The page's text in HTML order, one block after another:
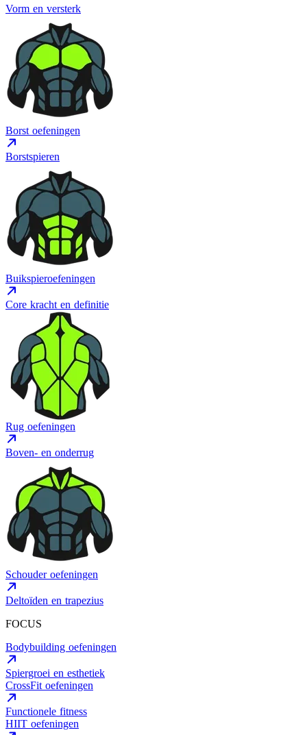
Vorm en versterk
Borst oefeningen
Borstspieren
Buikspieroefeningen
Core kracht en definitie
Rug oefeningen
Boven- en onderrug
Schouder oefeningen
Deltoïden en trapezius
FOCUS
Bodybuilding oefeningen
Spiergroei en esthetiek
CrossFit oefeningen
Functionele fitness
HIIT oefeningen